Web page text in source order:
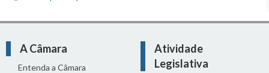
A Câmara
Entenda a Câmara
Atividade
Legislativa